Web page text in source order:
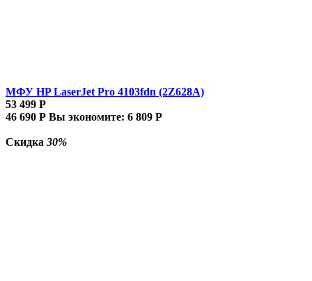
МФУ HP LaserJet Pro 4103fdn (2Z628A)
53 499 Р
46 690 Р Вы экономите: 6 809 Р
Скидка 30%